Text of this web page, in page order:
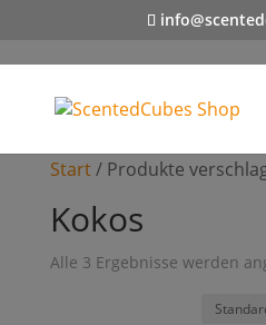
Start/ Produkte
Kokos
Alle 3 Ergebnisse werden